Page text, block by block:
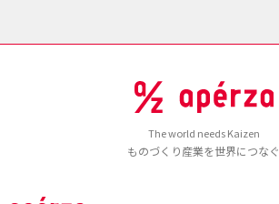
The world needs Kaizen
ものづくり産業を世界につなぐ